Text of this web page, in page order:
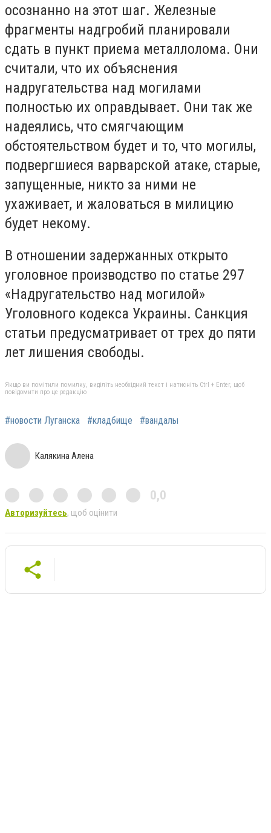
осознанно на этот шаг. Железные
фрагменты надгробий планировали
сдать в пункт приема металлолома. Они
считали, что их объяснения
надругательства над могилами
полностью их оправдывает. Они так же
надеялись, что смягчающим
обстоятельством будет и то, что могилы,
подвергшиеся варварской атаке, старые,
запущенные, никто за ними не
ухаживает, и жаловаться в милицию
будет некому.
В отношении задержанных открыто
уголовное производство по статье 297
«Надругательство над могилой»
Уголовного кодекса Украины. Санкция
статьи предусматривает от трех до пяти
лет лишения свободы.
Якщо ви помітили помилку, виділіть необхідний текст і натисніть Ctrl + Enter, щоб
повідомити про це редакцію
#новости Луганска #кладбище #вандалы
Калякина Алена
0,0
Авторизуйтесь, щоб оцінити